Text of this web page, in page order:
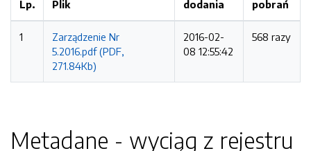
Lp. Plik
dodania
pobrań
1
Zarządzenie Nr
5.2016.pdf (PDF,
271.84Kb)
2016-02-
08 12:55:42
568 razy
Metadane - wyciąg z rejestru